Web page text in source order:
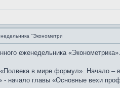
"Эконометри
еженедельника «Эконометрика».
в мире формул». Начало –
начало главы «Основные вехи